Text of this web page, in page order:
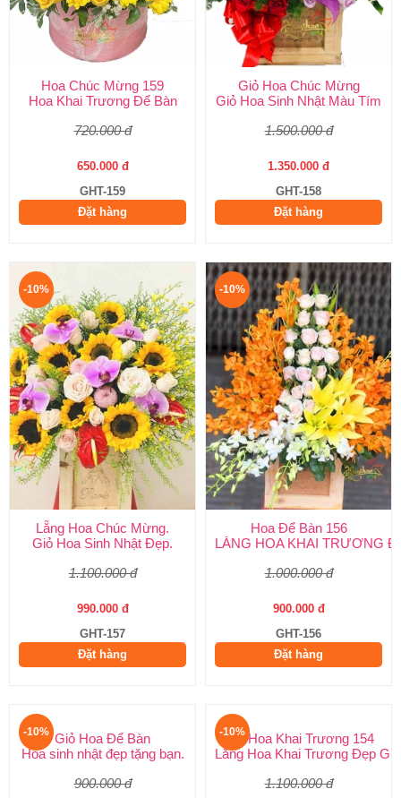
Hoa Chúc Mừng 159
Hoa Khai Trương Để Bàn
720.000 đ
650.000 đ
GHT-159
Đặt hàng
Giỏ Hoa Chúc Mừng
Giỏ Hoa Sinh Nhật Màu Tím
1.500.000 đ
1.350.000 đ
GHT-158
Đặt hàng
-10%
Lẵng Hoa Chúc Mừng.
Giỏ Hoa Sinh Nhật Đẹp.
1.100.000 đ
990.000 đ
GHT-157
Đặt hàng
-10%
Hoa Để Bàn 156
LẴNG HOA KHAI TRƯƠNG
1.000.000 đ
900.000 đ
GHT-156
Đặt hàng
-10% -10%